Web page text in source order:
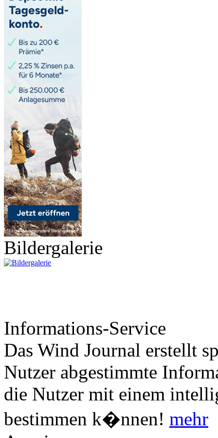
Bildergalerie
Informations-Service
Das Wind Journal erstellt
Nutzer abgestimmte
die Nutzer mit einem
bestimmen k�nnen! mehr